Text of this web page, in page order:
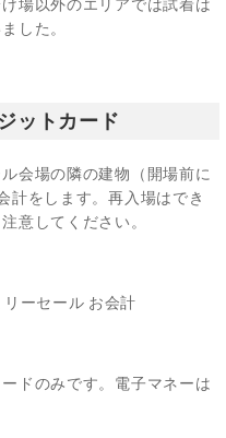
場以外のエリアでは試着は
した。
ットカード
会場の隣の建物（開場前に
計をします。再入場はでき
意してください。
ドのみです。電子マネーは